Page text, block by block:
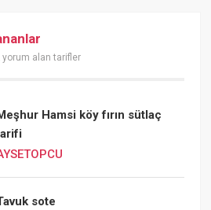
alan tarifler
Hamsi köy fırın sütlaç
sote